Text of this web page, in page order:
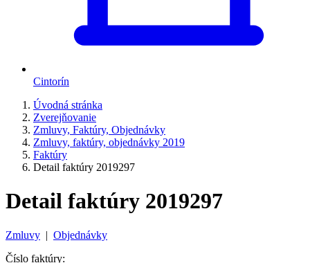
Cintorín
Úvodná stránka
Zverejňovanie
Zmluvy, Faktúry, Objednávky
Zmluvy, faktúry, objednávky 2019
Faktúry
Detail faktúry 2019297
Detail faktúry 2019297
Zmluvy | Objednávky
Číslo faktúry: